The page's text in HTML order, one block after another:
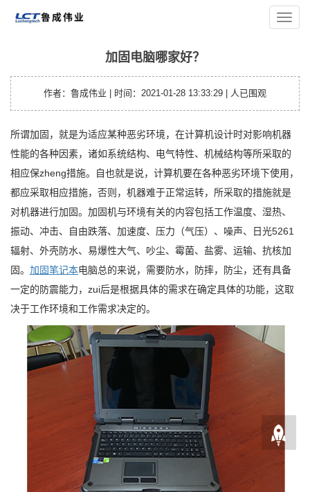
导
航
您的位置：主页
加固电脑哪家好？
作者：鲁成伟业 | 时间：2021-01-28 13:33:29 | 人已围观
所谓加固，就是为适应某种恶劣环境，在计算机设计时对影响机器
性能的各种因素，诸如系统结构、电气特性、机械结构等所采取的
相应保zheng措施。自也就是说，计算机要在各种恶劣环境下使用，
都应采取相应措施，否则，机器难于正常运转，所采取的措施就是
对机器进行加固。加固机与环境有关的内容包括工作温度、湿热、
振动、冲击、自由跌落、加速度、压力（气压）、噪声、日光5261
辐射、外壳防水、易爆性大气、吵尘、霉菌、盐雾、运输、抗核加
固。 加固笔记本电脑总的来说，需要防水，防摔，防尘，还有具备
一定的防震能力，zui后是根据具体的需求在确定具体的功能，这取
决于工作环境和工作需求决定的。